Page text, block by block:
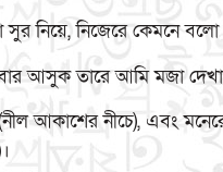
নিয়ে, নিজেরে কেমনে বলো
আসুক তারে আমি মজা
আকাশের নীচে), এবং